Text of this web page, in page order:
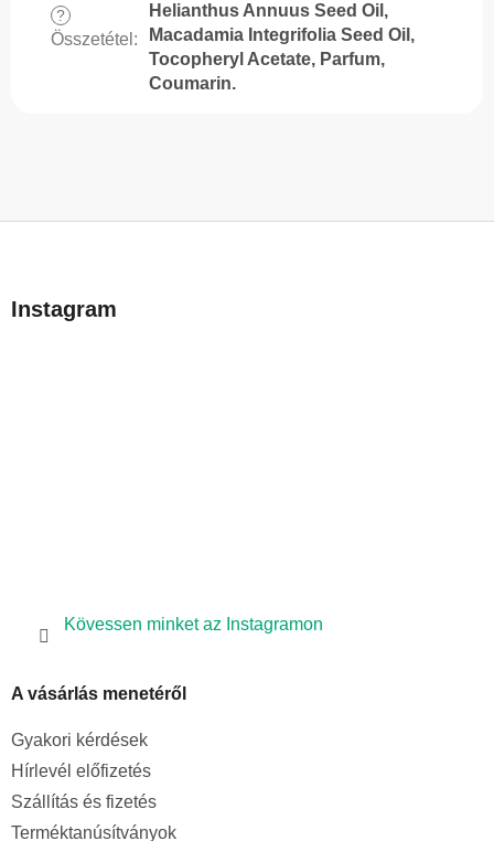
?
Összetétel :
Helianthus Annuus Seed Oil,
Macadamia Integrifolia Seed Oil,
Tocopheryl Acetate, Parfum,
Coumarin.
bInstagram
Kövessen minket az Instagramon
A vásárlás menetéről
Gyakori kérdések
Hírlevél előfizetés
Szállítás és fizetés
Terméktanúsítványok